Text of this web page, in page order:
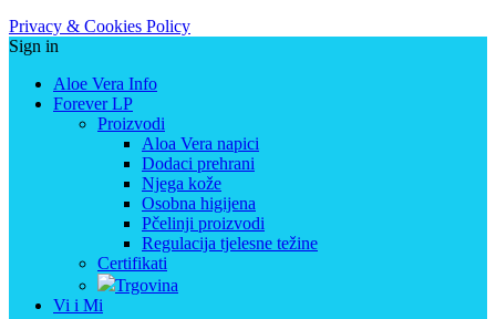
Privacy & Cookies Policy
Sign in
Aloe Vera Info
Forever LP
Proizvodi
Aloa Vera napici
Dodaci prehrani
Njega kože
Osobna higijena
Pčelinji proizvodi
Regulacija tjelesne težine
Certifikati
Trgovina
Vi i Mi